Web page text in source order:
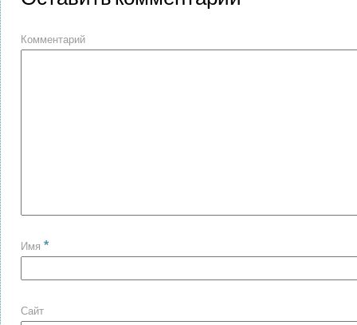
Комментарий
Имя *
Сайт